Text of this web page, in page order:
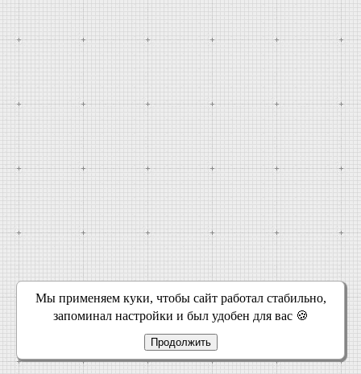
Мы применяем куки, чтобы сайт работал стабильно,
запоминал настройки и был удобен для вас 🍪
Продолжить